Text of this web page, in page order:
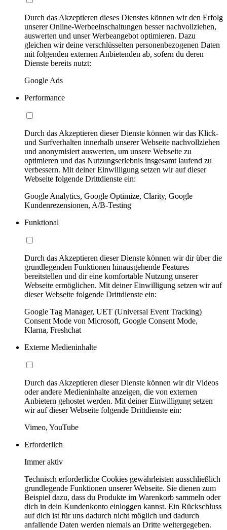
Durch das Akzeptieren dieses Dienstes können wir den Erfolg
unserer Online-Werbeeinschaltungen besser nachvollziehen,
auswerten und unser Werbeangebot optimieren. Dazu
gleichen wir deine verschlüsselten personenbezogenen Daten
mit folgenden externen Anbietenden ab, sofern du deren
Dienste bereits nutzt:
Google Ads
Performance
Durch das Akzeptieren dieser Dienste können wir das Klick-
und Surfverhalten innerhalb unserer Webseite nachvollziehen
und anonymisiert auswerten, um unsere Webseite zu
optimieren und das Nutzungserlebnis insgesamt laufend zu
verbessern. Mit deiner Einwilligung setzen wir auf dieser
Webseite folgende Drittdienste ein:
Google Analytics, Google Optimize, Clarity, Google
Kundenrezensionen, A/B-Testing
Funktional
Durch das Akzeptieren dieser Dienste können wir dir über die
grundlegenden Funktionen hinausgehende Features
bereitstellen und dir eine komfortable Nutzung unserer
Webseite ermöglichen. Mit deiner Einwilligung setzen wir auf
dieser Webseite folgende Drittdienste ein:
Google Tag Manager, UET (Universal Event Tracking)
Consent Mode von Microsoft, Google Consent Mode,
Klarna, Freshchat
Externe Medieninhalte
Durch das Akzeptieren dieser Dienste können wir dir Videos
oder andere Medieninhalte anzeigen, die von externen
Anbietern gehostet werden. Mit deiner Einwilligung setzen
wir auf dieser Webseite folgende Drittdienste ein:
Vimeo, YouTube
Erforderlich
Immer aktiv
Technisch erforderliche Cookies gewährleisten ausschließlich
grundlegende Funktionen unserer Webseite. Sie dienen zum
Beispiel dazu, dass du Produkte im Warenkorb sammeln oder
dich in dein Kundenkonto einloggen kannst. Ein Rückschluss
auf dich ist für uns dadurch nicht möglich und dadurch
anfallende Daten werden niemals an Dritte weitergegeben.